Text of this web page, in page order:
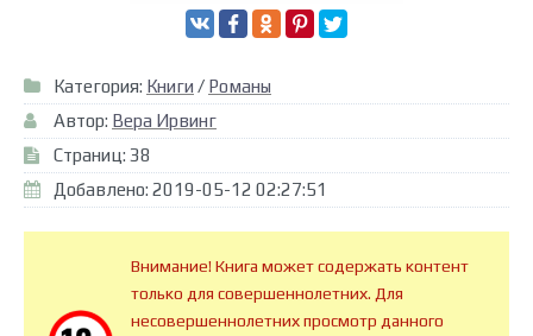
Категория: Книги / Романы
Автор: Вера Ирвинг
Страниц: 38
Добавлено: 2019-05-12 02:27:51
Внимание! Книга может содержать контент
только для совершеннолетних. Для
несовершеннолетних просмотр данного